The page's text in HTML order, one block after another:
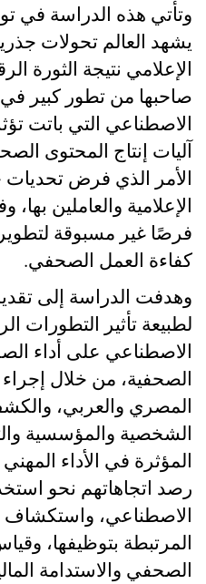
وتأتي هذه الدراسة في
يشهد العالم تحولات
الإعلامي نتيجة الثورة
صاحبها من تطور كبير في
الاصطناعي التي باتت
آليات إنتاج المحتوى
الأمر الذي فرض
الإعلامية والعاملين
فرصًا غير مسبوقة لتطوير
كفاءة العمل الصحفي.
وهدفت الدراسة إلى
لطبيعة تأثير التطورات
الاصطناعي على أداء
الصحفية، من خلال إجراء
المصري والعربي،
الشخصية والمؤسسية
المؤثرة في الأداء
رصد اتجاهاتهم نحو
الاصطناعي، واستكشاف
المرتبطة بتوظيفها،
الصحفي والاستدامة